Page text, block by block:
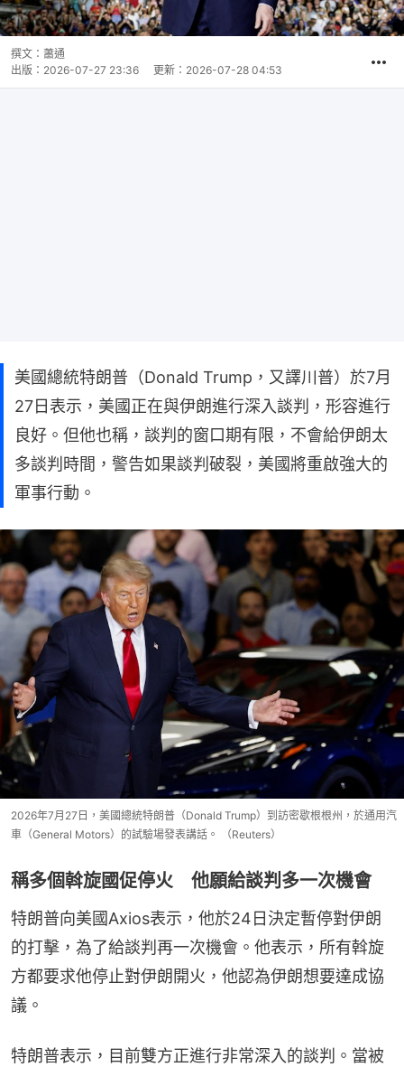
撰文： 蕭通
出版： 2026-07-27 23:36 更新： 2026-07-28 04:53
美國總統特朗普（Donald Trump，又譯川普）於7月
27日表示，美國正在與伊朗進行深入談判，形容進行
良好。但他也稱，談判的窗口期有限，不會給伊朗太
多談判時間，警告如果談判破裂，美國將重啟強大的
軍事行動。
2026年7月27日，美國總統特朗普（Donald Trump）到訪密歇根根州，於通用汽
車（General Motors）的試驗場發表講話。 （Reuters）
稱多個斡旋國促停火 他願給談判多一次機會
特朗普向美國Axios表示，他於24日決定暫停對伊朗
的打擊，為了給談判再一次機會。他表示，所有斡旋
方都要求他停止對伊朗開火，他認為伊朗想要達成協
議。
特朗普表示，目前雙方正進行非常深入的談判。當被